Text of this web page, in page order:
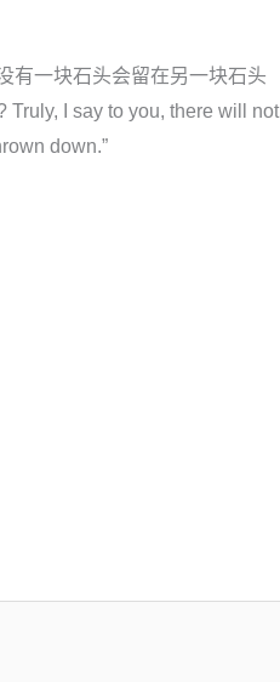
有一块石头会留在另一块石头
Truly, I say to you, there will not
down.”